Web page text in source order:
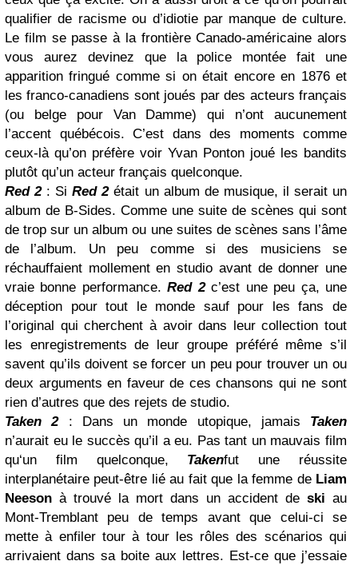
qualifier de racisme ou d’idiotie par manque de culture.
Le film se passe à la frontière Canado-américaine alors
vous aurez devinez que la police montée fait une
apparition fringué comme si on était encore en 1876 et
les franco-canadiens sont joués par des acteurs français
(ou belge pour Van Damme) qui n’ont aucunement
l’accent québécois. C’est dans des moments comme
ceux-là qu’on préfère voir Yvan Ponton joué les bandits
plutôt qu’un acteur français quelconque.
Red 2: SiRed 2était un album de musique, il serait un
album de B-Sides. Comme une suite de scènes qui sont
de trop sur un album ou une suites de scènes sans l’âme
de l’album. Un peu comme si des musiciens se
réchauffaient mollement en studio avant de donner une
vraie bonne performance.Red 2c’est une peu ça, une
déception pour tout le monde sauf pour les fans de
l’original qui cherchent à avoir dans leur collection tout
les enregistrements de leur groupe préféré même s’il
savent qu’ils doivent se forcer un peu pour trouver un ou
deux arguments en faveur de ces chansons qui ne sont
rien d’autres que des rejets de studio.
Taken 2: Dans un monde utopique, jamais Taken
n’aurait eu le succès qu’il a eu. Pas tant un mauvais film
qu‘un film quelconque, Takenfut une réussite
interplanétaire peut-être lié au fait que la femme de Liam
Neeson à trouvé la mort dans un accident de ski au
Mont-Tremblant peu de temps avant que celui-ci se
mette à enfiler tour à tour les rôles des scénarios qui
arrivaient dans sa boite aux lettres. Est-ce que j’essaie